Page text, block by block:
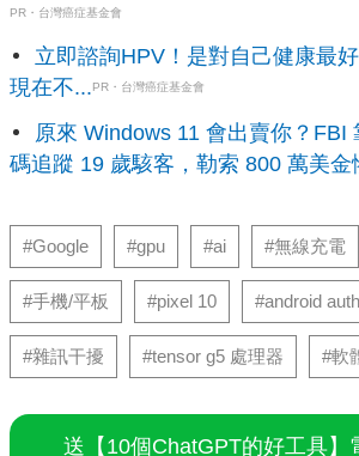
PR・台灣癌症基金會
立即諮詢HPV！是對自己健康最
現在不...PR・台灣癌症基金會
原來 Windows 11 會出賣你？FBI
碼追蹤 19 歲駭客，勒索 800 萬美金
#Google #gpu #ai #無線充電
#手機/平板 #pixel 10 #android
#雜訊干擾 #tensor g5 處理器 #軟
送【10個ChatGPT的好工具】